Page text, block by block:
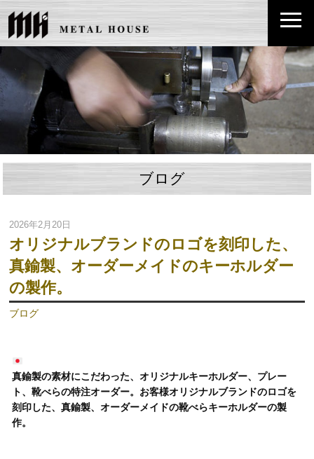
ブログ
2026年2月20日
オリジナルブランドのロゴを刻印した、
真鍮製、オーダーメイドのキーホルダー
の製作。
ブログ
真鍮製の素材にこだわった、オリジナルキーホルダー、プレー
ト、靴べらの特注オーダー。お客様オリジナルブランドのロゴを
刻印した、真鍮製、オーダーメイドの靴べらキーホルダーの製
作。